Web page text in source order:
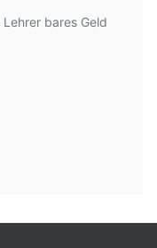
bares Geld